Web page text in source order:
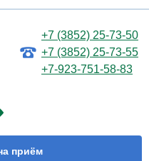
+7 (3852) 25-73-50
+7 (3852) 25-73-55
+7-923-751-58-83
приём